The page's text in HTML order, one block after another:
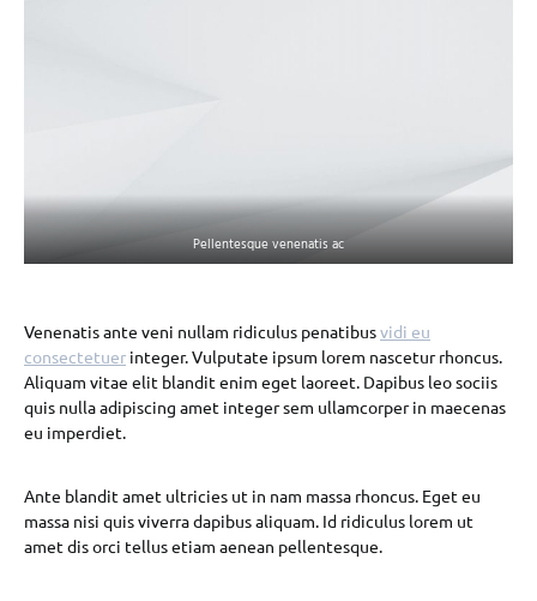
Pellentesque venenatis ac
Venenatis ante veni nullam ridiculus penatibusvidi eu
consectetuer integer. Vulputate ipsum lorem nascetur rhoncus.
Aliquam vitae elit blandit enim eget laoreet. Dapibus leo sociis
quis nulla adipiscing amet integer sem ullamcorper in maecenas
eu imperdiet.
Ante blandit amet ultricies ut in nam massa rhoncus. Eget eu
massa nisi quis viverra dapibus aliquam. Id ridiculus lorem ut
amet dis orci tellus etiam aenean pellentesque.